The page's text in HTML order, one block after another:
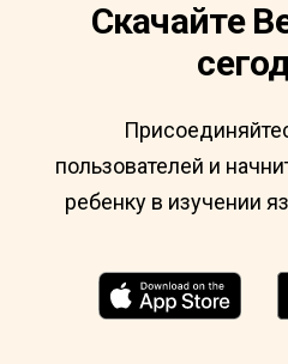
Скачайте
пользователей и
ребенку в изучении